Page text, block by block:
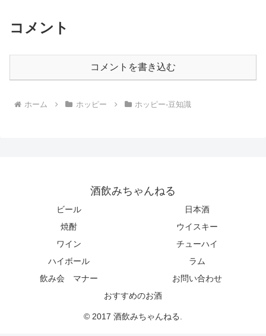
コメント
コメントを書き込む
ホーム ホッピー ホッピー-豆知識
酒飲みちゃんねる
ビール
日本酒
焼酎
ウイスキー
ワイン
チューハイ
ハイボール
ラム
飲み会 マナー
お問い合わせ
おすすめのお酒
© 2017 酒飲みちゃんねる.